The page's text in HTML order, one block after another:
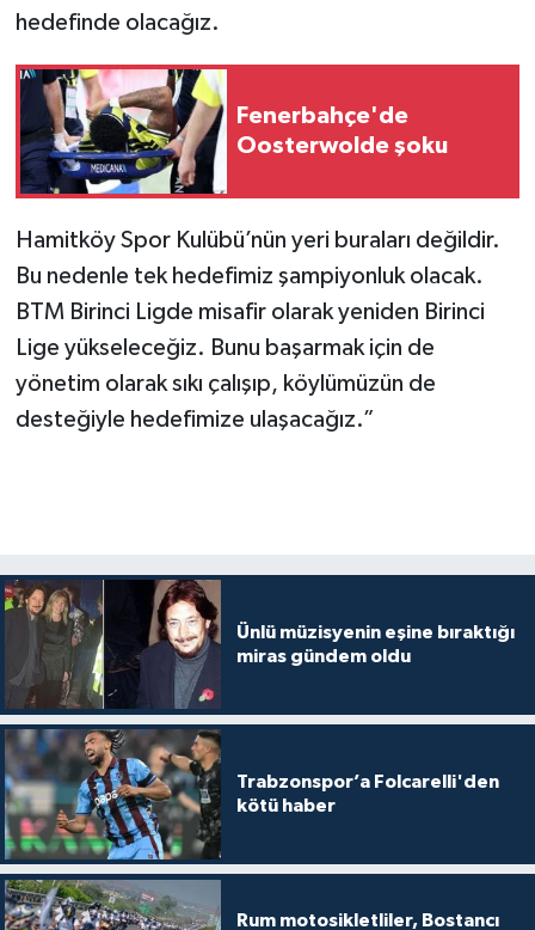
hedefinde olacağız.
Fenerbahçe'de
Oosterwolde şoku
Hamitköy Spor Kulübü’nün yeri buraları değildir.
Bu nedenle tek hedefimiz şampiyonluk olacak.
BTM Birinci Ligde misafir olarak yeniden Birinci
Lige yükseleceğiz. Bunu başarmak için de
yönetim olarak sıkı çalışıp, köylümüzün de
desteğiyle hedefimize ulaşacağız.”
Ünlü müzisyenin eşine bıraktığı
miras gündem oldu
Trabzonspor’a Folcarelli'den
kötü haber
Rum motosikletliler, Bostancı